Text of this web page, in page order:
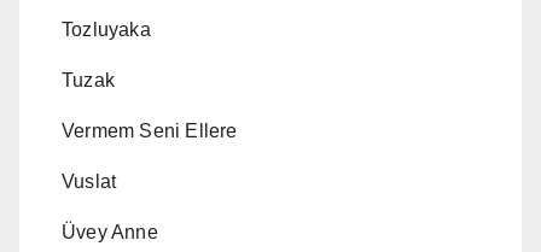
Tozluyaka
Tuzak
Vermem Seni Ellere
Vuslat
Üvey Anne